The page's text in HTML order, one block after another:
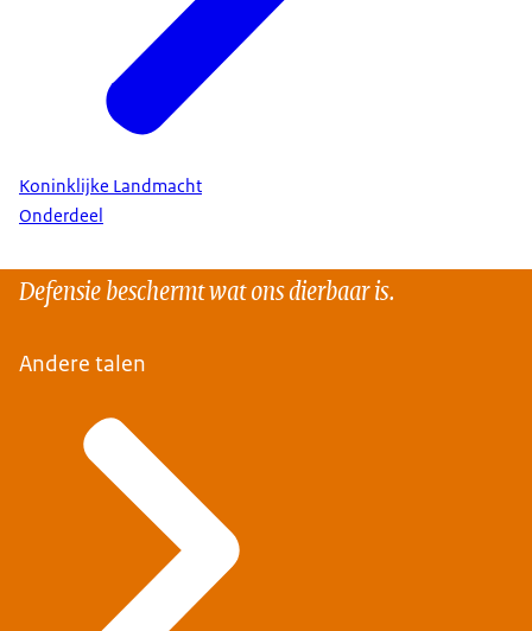
Koninklijke Landmacht
Onderdeel
Defensie beschermt wat ons dierbaar is.
Andere talen